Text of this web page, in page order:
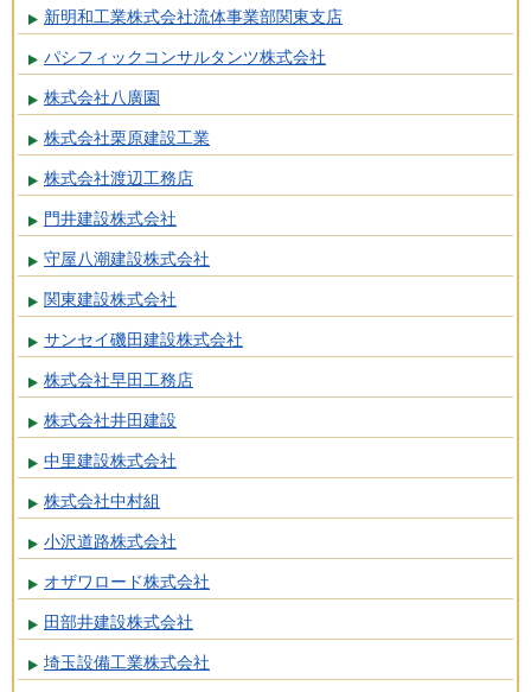
新明和工業株式会社流体事業部関東支店
パシフィックコンサルタンツ株式会社
株式会社八廣園
株式会社栗原建設工業
株式会社渡辺工務店
門井建設株式会社
守屋八潮建設株式会社
関東建設株式会社
サンセイ磯田建設株式会社
株式会社早田工務店
株式会社井田建設
中里建設株式会社
株式会社中村組
小沢道路株式会社
オザワロード株式会社
田部井建設株式会社
埼玉設備工業株式会社